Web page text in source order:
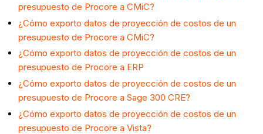
presupuesto de Procore a CMiC?
¿Cómo exporto datos de proyección de costos de un
presupuesto de Procore a CMiC?
¿Cómo exporto datos de proyección de costos de un
presupuesto de Procore a ERP
¿Cómo exporto datos de proyección de costos de un
presupuesto de Procore a Sage 300 CRE?
¿Cómo exporto datos de proyección de costos de un
presupuesto de Procore a Vista?